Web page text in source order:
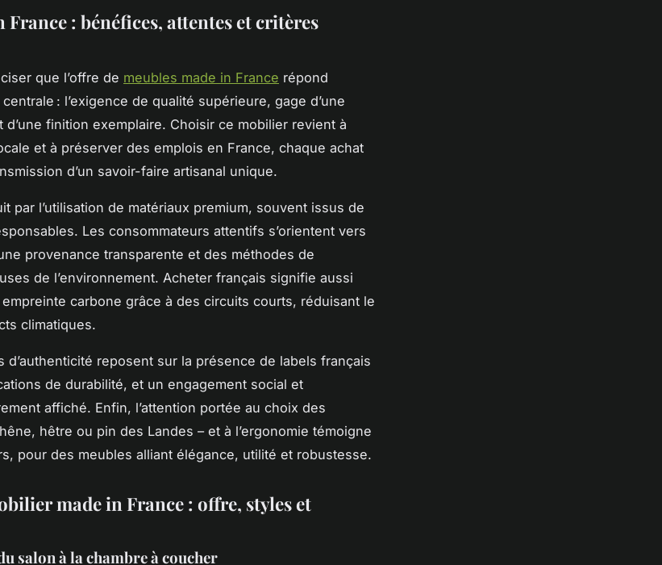
France : bénéfices, attentes et critères
que l’offre de meubles made in France répond
: l’exigence de qualité supérieure, gage d’une
finition exemplaire. Choisir ce mobilier revient à
et à préserver des emplois en France, chaque achat
d’un savoir-faire artisanal unique.
par l’utilisation de matériaux premium, souvent issus de
Les consommateurs attentifs s’orientent vers
provenance transparente et des méthodes de
de l’environnement. Acheter français signifie aussi
carbone grâce à des circuits courts, réduisant le
climatiques.
d’authenticité reposent sur la présence de labels français
de durabilité, et un engagement social et
affiché. Enfin, l’attention portée au choix des
hêtre ou pin des Landes – et à l’ergonomie témoigne
pour des meubles alliant élégance, utilité et robustesse.
made in France : offre, styles et
salon à la chambre à coucher